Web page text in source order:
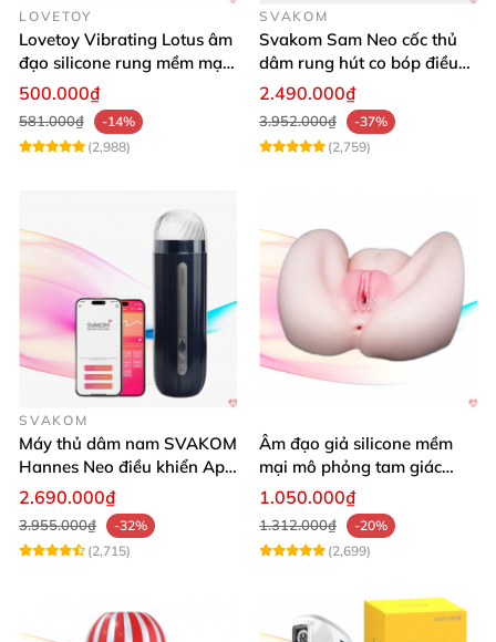
LOVETOY
Lovetoy Vibrating Lotus âm
đạo silicone rung mềm mại
kích thích
500.000₫
581.000₫
-14%
(2,988)
SVAKOM
Svakom Sam Neo cốc thủ
dâm rung hút co bóp điều
khiển App tiện lợi
2.490.000₫
3.952.000₫
-37%
(2,759)
SVAKOM
Máy thủ dâm nam SVAKOM
Hannes Neo điều khiển App
tiện lợi
2.690.000₫
3.955.000₫
-32%
(2,715)
Âm đạo giả silicone mềm
mại mô phỏng tam giác
vàng sexy
1.050.000₫
1.312.000₫
-20%
(2,699)